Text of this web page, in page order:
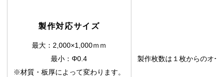
製作対応サイズ
最大：2,000×1,000ｍｍ
最小：Φ0.4
※材質・板厚によって変わります。
製作枚数は１枚からのオ